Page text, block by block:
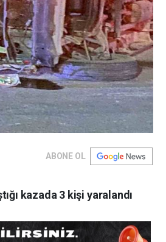
ABONE OL
kazada 3 kişi yaralandı